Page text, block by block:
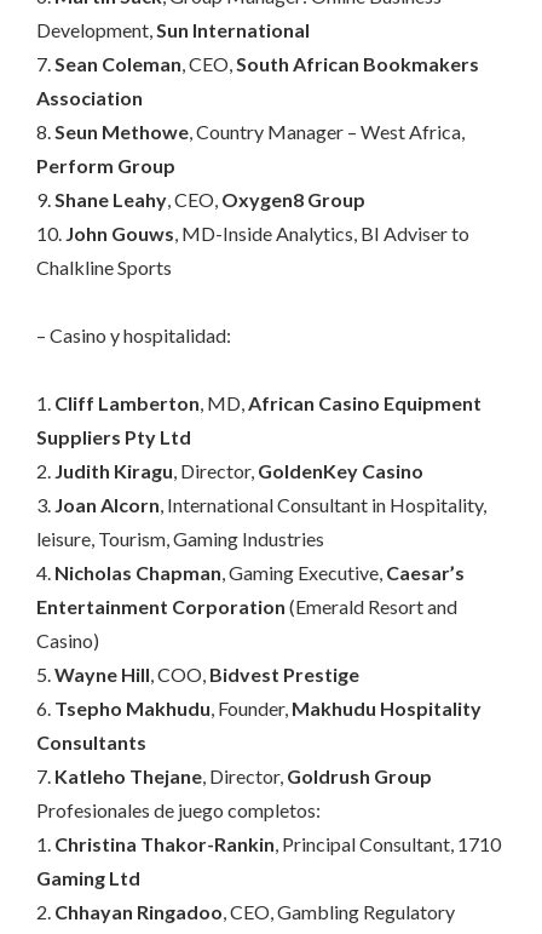
Development, Sun International
7. Sean Coleman , CEO, South African Bookmakers
Association
8. Seun Methowe , Country Manager – West Africa,
Perform Group
9. Shane Leahy , CEO, Oxygen8 Group
10. John Gouws , MD-Inside Analytics, BI Adviser to
Chalkline Sports
– Casino y hospitalidad:
1. Cliff Lamberton , MD, African Casino Equipment
Suppliers Pty Ltd
2. Judith Kiragu , Director, GoldenKey Casino
3. Joan Alcorn , International Consultant in Hospitality,
leisure, Tourism, Gaming Industries
4. Nicholas Chapman , Gaming Executive, Caesar’s
Entertainment Corporation (Emerald Resort and
Casino)
5. Wayne Hill , COO, Bidvest Prestige
6. Tsepho Makhudu , Founder, Makhudu Hospitality
Consultants
7. Katleho Thejane , Director, Goldrush Group
Profesionales de juego completos:
1. Christina Thakor-Rankin , Principal Consultant, 1710
Gaming Ltd
2. Chhayan Ringadoo , CEO, Gambling Regulatory